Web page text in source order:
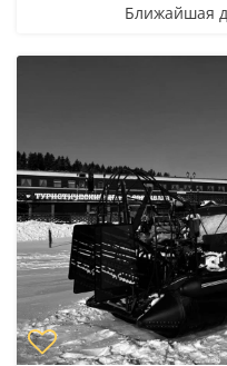
Ближайшая